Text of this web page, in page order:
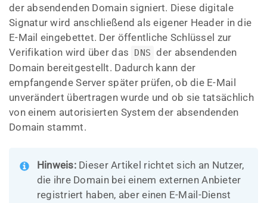
der absendenden Domain signiert. Diese digitale
Signatur wird anschließend als eigener Header in die
E-Mail eingebettet. Der öffentliche Schlüssel zur
Verifikation wird über das
DNS der absendenden
Domain bereitgestellt. Dadurch kann der
empfangende Server später prüfen, ob die E-Mail
unverändert übertragen wurde und ob sie tatsächlich
von einem autorisierten System der absendenden
Domain stammt.
Hinweis:Dieser Artikel richtet sich an Nutzer,
die ihre Domain bei einem externen Anbieter
registriert haben, aber einen E-Mail-Dienst